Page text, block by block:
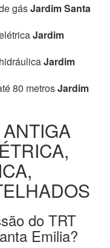
gásJardim Santa
Jardim
Jardim
80 metrosJardim
do TRT
Emilia?